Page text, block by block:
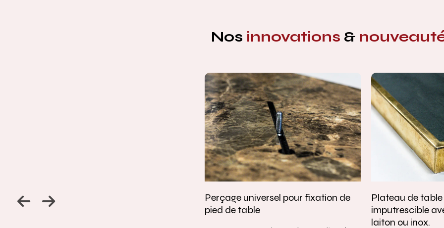
Nos innovations &
Jambage à 45
Perçage universel pour fixation de
pied de table
Plateau de
imputrescible
laiton ou inox.